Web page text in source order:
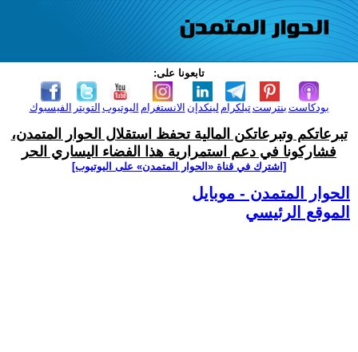
تابعونا على:
الفيسبوك التويتر اليوتيوب الانستغرام لينكدإن تيلكرامبنترست بودكاست
تبرعاتكم وتبرعاتكن المالية تحفظ استقلال الحوار المتمدن،
فشاركونا في دعم استمرارية هذا الفضاء اليساري الحر
[اشترك في قناة ‫«الحوار المتمدن» على اليوتيوب]
الحوار المتمدن - موبايل
الموقع الرئيسي